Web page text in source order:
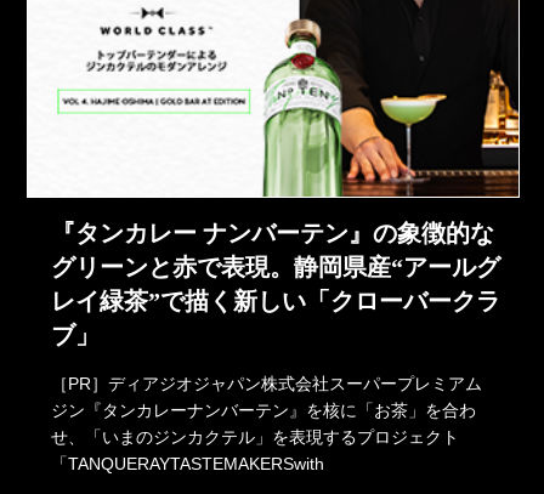
『タンカレー ナンバーテン』の象徴的な
グリーンと赤で表現。静岡県産“アールグ
レイ緑茶”で描く新しい「クローバークラ
ブ」
［PR］ディアジオジャパン株式会社スーパープレミアム
ジン『タンカレーナンバーテン』を核に「お茶」を合わ
せ、「いまのジンカクテル」を表現するプロジェクト
「TANQUERAYTASTEMAKERSwith